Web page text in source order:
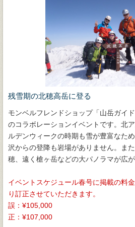
残雪期の北穂高岳に登る
モンベルフレンドショップ「山岳ガイ
のコラボレーションイベントです。北
ルデンウィークの時期も雪が豊富なた
沢からの登降も岩場がありません。ま
穂、遠く槍ヶ岳などの大パノラマが広
イベントスケジュール春号に掲載の料
り訂正させていただきます。
誤：¥105,000
正：¥107,000